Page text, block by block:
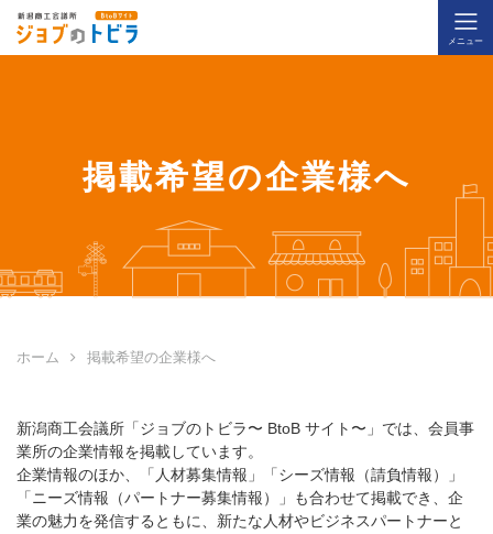
仕事を依頼したい
ジョブのトビラとは
掲載希望の企業様へ
ホーム 掲載希望の企業様へ
新潟商⼯会議所「ジョブのトビラ〜 BtoB サイト〜」では、会員事
業所の企業情報を掲載しています。
企業情報のほか、「⼈材募集情報」「シーズ情報（請負情報）」
「ニーズ情報（パートナー募集情報）」も合わせて掲載でき、企
業の魅⼒を発信するともに、新たな⼈材やビジネスパートナーと